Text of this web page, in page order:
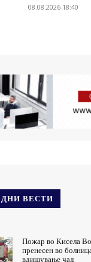
08.08.2026 18:40
ВЕСТИ
Пожар во Кисела
пренесен во
вдишување чад